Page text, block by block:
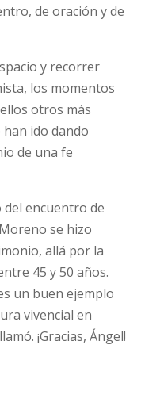
de oración y de
y recorrer
los momentos
otros más
ido dando
de una fe
del encuentro de
se hizo
allá por la
45 y 50 años.
un buen ejemplo
vivencial en
¡Gracias, Ángel!